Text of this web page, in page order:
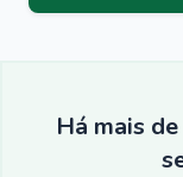
Há mais